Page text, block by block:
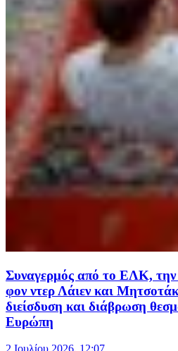
Συναγερμός από το ΕΛΚ, την
φον ντερ Λάιεν και
διείσδυση και διάβρωση
Ευρώπη